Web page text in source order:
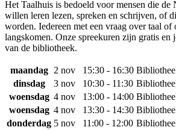
Het Taalhuis is bedoeld voor mensen die de
willen leren lezen, spreken en schrijven, of
worden. Iedereen met een vraag over taal of
langskomen. Onze spreekuren zijn gratis en
van de bibliotheek.
maandag 2 nov 15:30 - 16:30
dinsdag
3 nov 10:30 - 11:30
woensdag 4 nov 13:00 - 14:00
woensdag 4 nov 13:30 - 14:30
donderdag 5 nov 11:00 - 12:00